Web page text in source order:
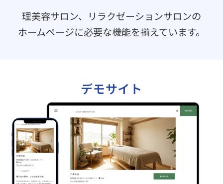
理美容サロン、リラクゼーションサロンの
ホームページに必要な機能を揃えています。
デモサイト